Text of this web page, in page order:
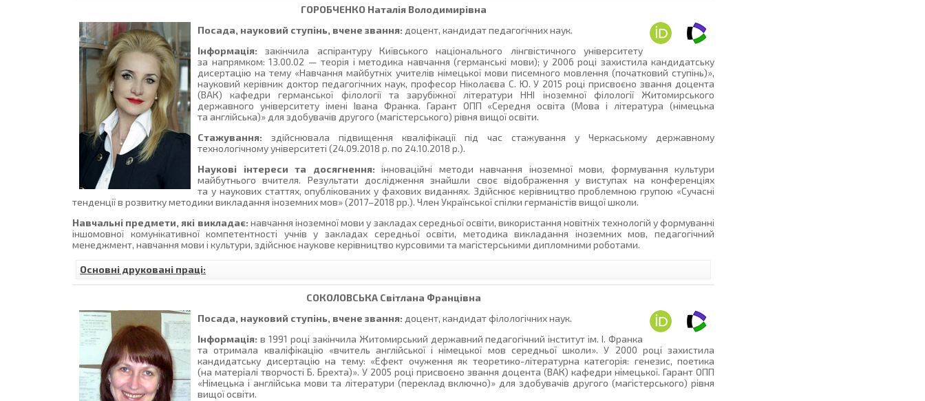
ГОРОБЧЕНКО Наталія Володимирівна
Посада, науковий ступінь, вчене звання: доцент, кандидат педагогічних наук.
Інформація:закінчила аспірантуру Київського національного лінгвістичного університету
за напрямком: 13.00.02 — теорія і методика навчання (германські мови); у 2006 році захистила кандидатську
дисертацію на тему «Навчання майбутніх учителів німецької мови писемного мовлення (початковий ступінь)»,
науковий керівник доктор педагогічних наук, професор Ніколаєва С. Ю. У 2015 році присвоєно звання доцента
(ВАК) кафедри германської філології та зарубіжної літератури ННІ іноземної філології Житомирського
державного університету імені Івана Франка. Гарант ОПП «Середня освіта (Мова і література (німецька
та англійська)» для здобувачів другого (магістерського) рівня вищої освіти.
Стажування: здійснювала підвищення кваліфікації під час стажування у Черкаському державному
технологічному університеті (24.09.2018 р. по 24.10.2018 р.).
Наукові інтереси та досягнення:інноваційні методи навчання іноземної мови, формування культури
майбутнього вчителя. Результати дослідження знайшли своє відображення у виступах на конференціях
та у наукових статтях, опублікованих у фахових виданнях. Здійснює керівництво проблемною групою «Сучасні
тенденції в розвитку методики викладання іноземних мов» (2017–2018 рр.). Член Української спілки германістів вищої школи.
Навчальні предмети, які викладає: навчання іноземної мови у закладах середньої освіти, використання новітніх технологій у формуванні
іншомовної комунікативної компетентності учнів у закладах середньої освіти, методика викладання іноземних мов, педагогічний
менеджмент, навчання мови і культури, здійснює наукове керівництво курсовими та магістерськими дипломними роботами.
Основні друковані праці:
СОКОЛОВСЬКАСвітлана Францівна
Посада, науковий ступінь, вчене звання: доцент, кандидат філологічних наук.
Інформація: в 1991 році закінчила Житомирський державний педагогічний інститут ім. І. Франка
та отримала кваліфікацію «вчитель англійської і німецької мов середньої школи». У 2000 році захистила
кандидатську дисертацію на тему: «Ефект очуження як теоретико-літературна категорія: генезис, поетика
(на матеріалі творчості Б. Брехта)». У 2005 році присвоєно звання доцента (ВАК) кафедри німецької. Гарант ОПП
«Німецька і англійська мови та літератури (переклад включно)» для здобувачів другого (магістерського) рівня
вищої освіти.